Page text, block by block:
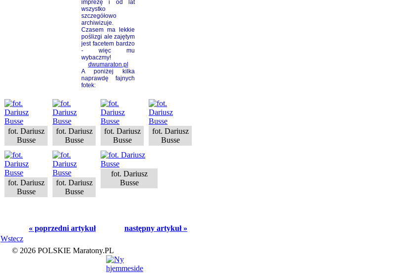
imprezę i od lat
wszystko
szczegółowo
archiwizuje.
Czasem ma lekkie
poślizgi ale zajętym
jest facetem bardzo
- więc mu
wybaczmy!
dwumaraton.pl
A poniżej kilka
naprawdę fajnych
fotek:
fot. Dariusz
Busse
fot. Dariusz
Busse
fot. Dariusz
Busse
fot. Dariusz
Busse
fot. Dariusz
Busse
fot. Dariusz
Busse
fot. Dariusz
Busse
« poprzedni artykuł
następny artykuł »
Wstecz
© 2026 POLSKIE Maratony.PL